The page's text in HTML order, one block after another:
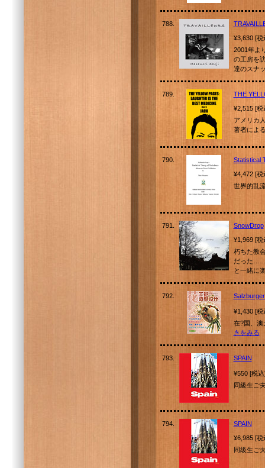
788.
¥3,630 [
2001年よ
の工房を
達のスナ
789.
THE
¥2,515 [
アメリカ
著者によ
790.
Statistical
¥4,472 [
世界的乱
791.
SnowDrop
¥1,969 [
朽ちた教
だった……
と一緒に
792.
¥1,430 [
在?国、澳
きをみる
793. SPAIN
¥550 [税
同級生ご
794.
SPAIN
¥6,985 [
同級生ご